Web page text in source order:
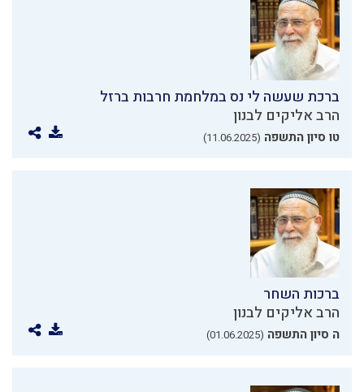
ברכת שעשה לי נס במלחמת חרבות ברזל
הרב אליקים לבנון
טו סיון התשפה (11.06.2025)
ברכות השחר
הרב אליקים לבנון
ה סיון התשפה (01.06.2025)